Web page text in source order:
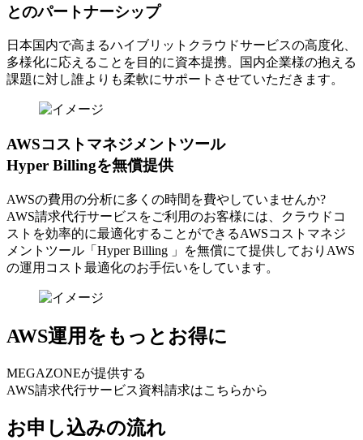
とのパートナーシップ
日本国内で高まるハイブリットクラウドサービスの高度化、
多様化に応えることを目的に資本提携。国内企業様の抱える
課題に対し誰よりも柔軟にサポートさせていただきます。
AWSコストマネジメントツール
Hyper Billingを無償提供
AWSの費⽤の分析に多くの時間を費やしていませんか?
AWS請求代⾏サービスをご利⽤のお客様には、クラウドコ
ストを効率的に最適化することができるAWSコストマネジ
メントツール「Hyper Billing 」を無償にて提供しておりAWS
の運⽤コスト最適化のお⼿伝いをしています。
AWS運用をもっとお得に
MEGAZONEが提供する
AWS請求代行サービス資料請求はこちらから
お申し込みの流れ